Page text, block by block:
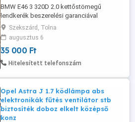
BMW E46 3 320D 2.0 kettőstömegű
lendkerék beszerelési garanciával
Szekszárd, Tolna
augusztus 6
35 000 Ft
Hitelesített telefonszám
Opel Astra J 1.7 ködlámpa abs
elektronikák fűtés ventilátor stb
biztosíték doboz elkelt középső
konz